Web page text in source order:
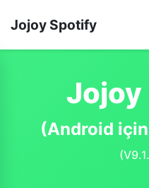
Jojoy Spotify
(Android